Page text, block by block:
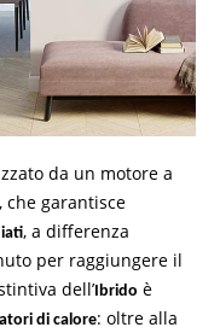
da un motore a
, che garantisce
, a differenza
per raggiungere il
dell’Ibrido è
di calore: oltre alla